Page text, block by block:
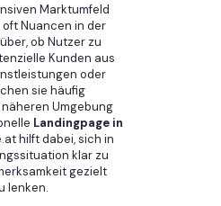
Marktumfeld
Nuancen in der
ob Nutzer zu
Kunden aus
oder
sie häufig
Umgebung
Landingpage in
hilft dabei, sich in
klar zu
gezielt
lenken.